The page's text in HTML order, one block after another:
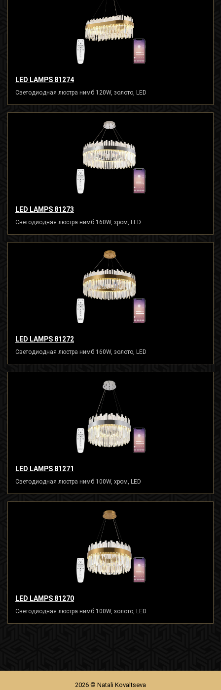
LED LAMPS 81274
Светодиодная люстра нимб 120W, золото, LED
LED LAMPS 81273
Светодиодная люстра нимб 160W, хром, LED
LED LAMPS 81272
Светодиодная люстра нимб 160W, золото, LED
LED LAMPS 81271
Светодиодная люстра нимб 100W, хром, LED
LED LAMPS 81270
Светодиодная люстра нимб 100W, золото, LED
2026 © Natali Kovaltseva